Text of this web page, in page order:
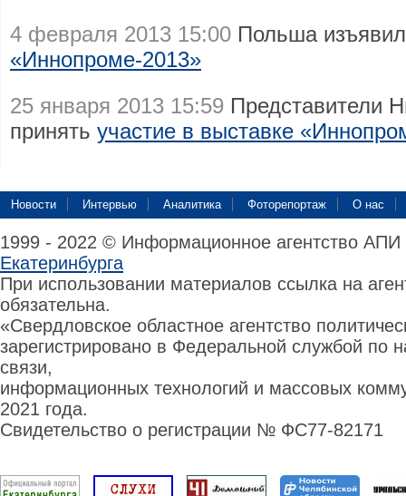
4 февраля 2013 15:00 Польша
«Иннопроме-2013»
25 января 2013 15:59 Представители
принять участие в выставке
Новости Интервью Аналитика Фоторепортаж О нас
1999 - 2022 © Информационное агентство
Екатеринбурга
При использовании материалов ссылка на
обязательна.
«Свердловское областное агентство
зарегистрировано в Федеральной службой по
связи,
информационных технологий и массовых
2021 года.
Свидетельство о регистрации № ФС77-82171